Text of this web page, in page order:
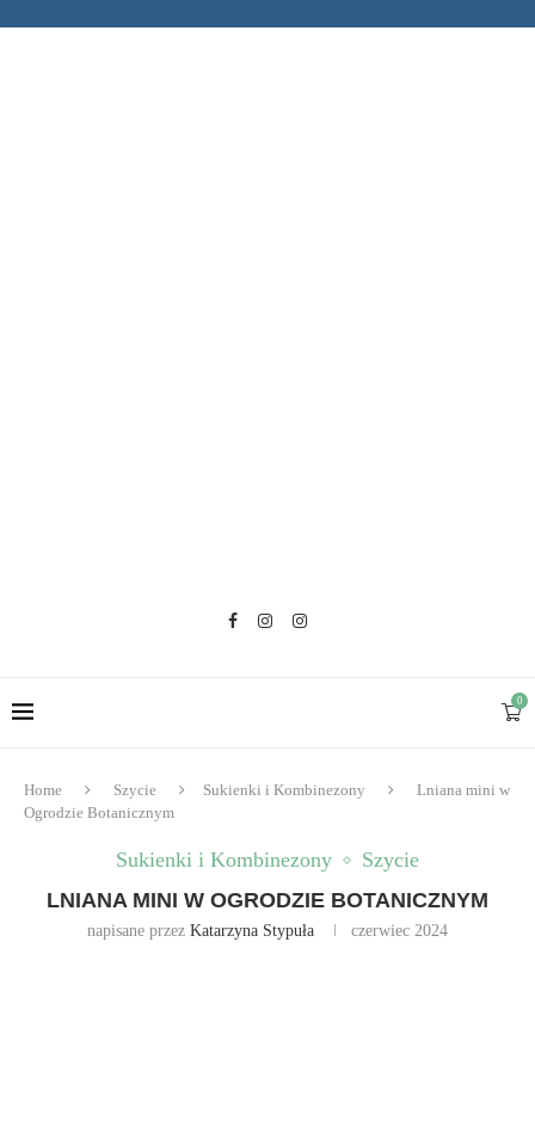
0
Home Szycie Sukienki i Kombinezony
Lniana mini w
Ogrodzie Botanicznym
Sukienki i Kombinezony
Szycie
LNIANA MINI W OGRODZIE BOTANICZNYM
napisane przez Katarzyna Stypuła czerwiec 2024